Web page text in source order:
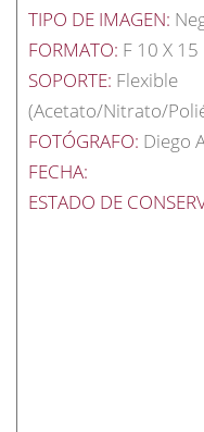
TIPO DE IMAGEN:
FORMATO: F 10 X 15
SOPORTE: Flexible
(Acetato/Nitrato/
FOTÓGRAFO: Diego
FECHA:
ESTADO DE